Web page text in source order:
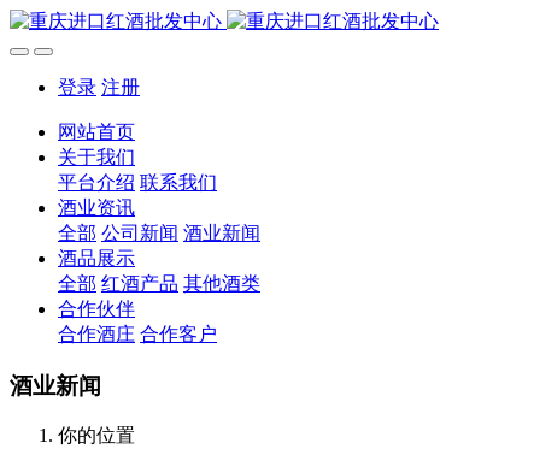
登录 注册
网站首页
关于我们
平台介绍 联系我们
酒业资讯
全部 公司新闻 酒业新闻
酒品展示
全部 红酒产品 其他酒类
合作伙伴
合作酒庄 合作客户
酒业新闻
你的位置